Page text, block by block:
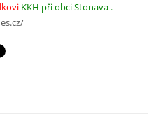
KKH při obci Stonava .